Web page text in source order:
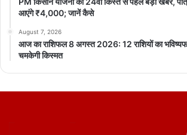
यह नियम कब लागू होगा?
1 जनवरी 2027 से पूरे देश में लागू.
आएंगे ₹4,000; जानें कैसे
August 7, 2026
आज का राशिफल 8 अगस्त 2026: 12 राशियों का
चमकेगी किस्मत